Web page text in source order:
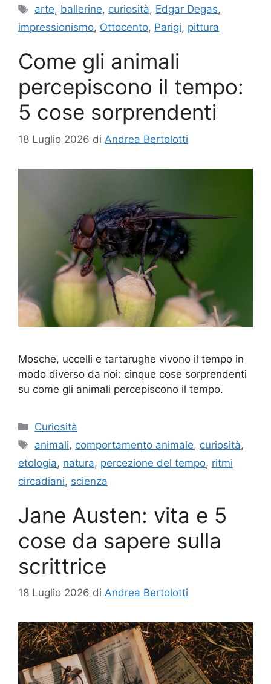
Tag
arte, ballerine, curiosità, Edgar Degas,
impressionismo, Ottocento, Parigi, pittura
Come gli animali
percepiscono il tempo:
5 cose sorprendenti
18 Luglio 2026 di Andrea Bertolotti
Mosche, uccelli e tartarughe vivono il tempo in
modo diverso da noi: cinque cose sorprendenti
su come gli animali percepiscono il tempo.
Categorie
Curiosità
Tag
animali, comportamento animale, curiosità,
etologia, natura, percezione del tempo, ritmi
circadiani, scienza
Jane Austen: vita e 5
cose da sapere sulla
scrittrice
18 Luglio 2026 di Andrea Bertolotti